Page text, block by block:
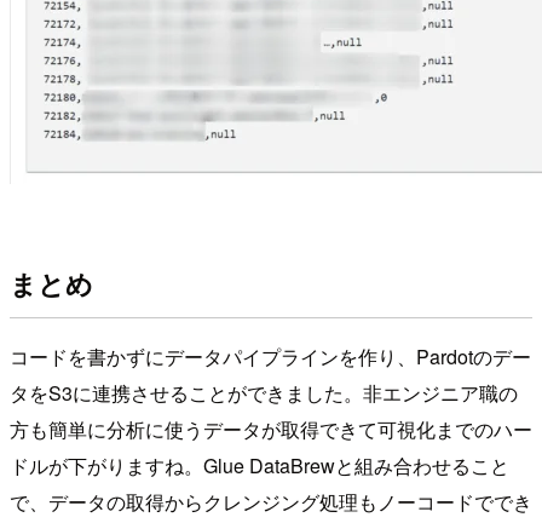
まとめ
コードを書かずにデータパイプラインを作り、Pardotのデー
タをS3に連携させることができました。非エンジニア職の
方も簡単に分析に使うデータが取得できて可視化までのハー
ドルが下がりますね。Glue DataBrewと組み合わせること
で、データの取得からクレンジング処理もノーコードででき